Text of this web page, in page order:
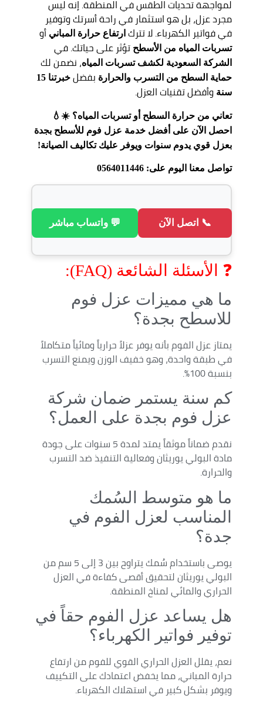
لمواجهة تحديات الطقس في المنطقة. إنه ليس
مجرد عزل، بل هو استثمار في راحة أسرتك وتوفير
في فواتير الكهرباء. لا تترك ارتفاع حرارة المباني أو
تسربات المياه من الأسطح تؤثر على حياتك. في
الشركة السعودية لكشف تسربات المياه، نضمن لك
حماية السطح من التسرب والحرارة بفضل
خبرتنا 15
سنة وأفضل تقنيات العزل.
تعاني من حرارة السطح أو تسربات المياه؟ ☀️💧
احصل الآن على أفضل خدمة عزل فوم للأسطح بجدة
بعزل قوي يدوم سنوات ويوفر عليك تكاليف الصيانة!
تواصل معنا اليوم على: 0564011446
📞 اتصل الآن 💬 واتساب مباشر
❓ الأسئلة الشائعة (FAQ):
ما هي مميزات عزل فوم
للاسطح بجدة؟
يمتاز عزل الفوم بأنه يوفر عزلاً حرارياً ومائياً متكاملاً
في طبقة واحدة، وهو خفيف الوزن ويمنع التسرب
بنسبة 100%.
كم سنة يستمر ضمان شركة
عزل فوم بجدة على العمل؟
نقدم ضماناً موثقاً يمتد لمدة 5 سنوات على جودة
مادة البولي يوريثان وفعالية التنفيذ ضد التسرب
والحرارة.
ما هو متوسط السُمك
المناسب لعزل الفوم في
جدة؟
يوصى باستخدام سُمك يتراوح بين 3 إلى 5 سم من
البولي يوريثان لتحقيق أقصى كفاءة في العزل
الحراري والمائي لمناخ المنطقة.
هل يساعد عزل الفوم حقاً في
توفير فواتير الكهرباء؟
نعم، يقلل العزل الحراري القوي للفوم من ارتفاع
حرارة المباني، مما يخفض اعتمادك على التكييف
ويوفر بشكل كبير في استهلاك الكهرباء.